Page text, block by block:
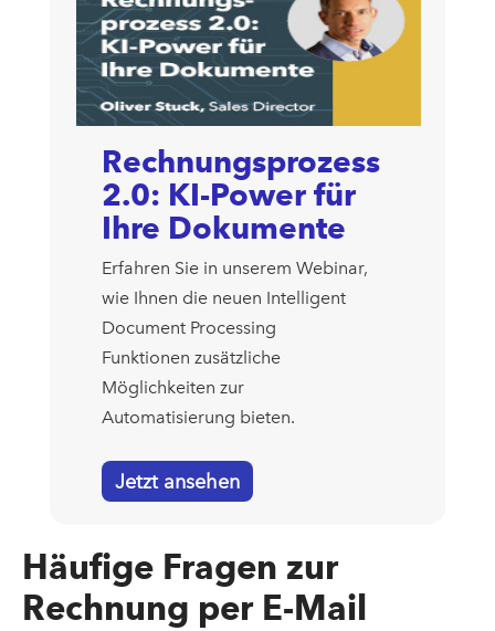
Rechnungsprozess
2.0: KI-Power für
Ihre Dokumente
Erfahren Sie in unserem Webinar,
wie Ihnen die neuen Intelligent
Document Processing
Funktionen zusätzliche
Möglichkeiten zur
Automatisierung bieten.
Jetzt ansehen
Häufige Fragen zur
Rechnung per E-Mail